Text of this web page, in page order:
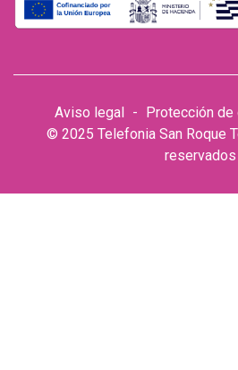
Aviso legal - Protección de
© 2025 Telefonia San Roque
reservados